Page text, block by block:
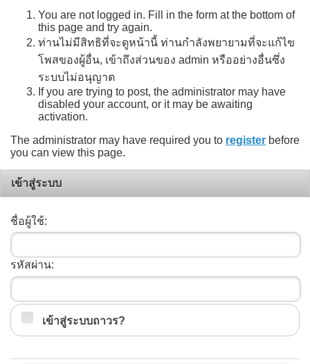
You are not logged in. Fill in the form at the bottom of
this page and try again.
ท่านไม่มีสิทธิที่จะดูหน้านี้ ท่านกำลังพยายามที่จะแก้ไข
โพสของผู้อื่น, เข้าถึงส่วนของ admin หรืออย่างอื่นซึ่ง
ระบบไม่อนุญาต
If you are trying to post, the administrator may have
disabled your account, or it may be awaiting
activation.
The administrator may have required you to register before
you can view this page.
เข้าสู่ระบบ
ชื่อผู้ใช้:
รหัสผ่าน:
เข้าสู่ระบบถาวร?